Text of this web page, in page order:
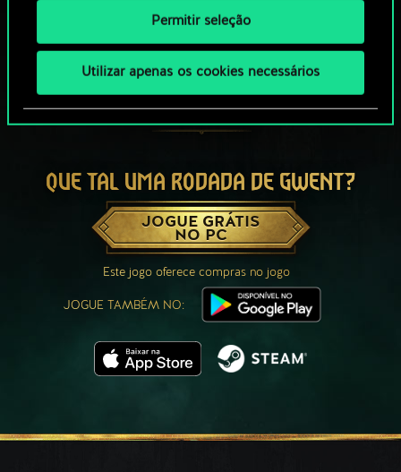
Permitir seleção
Utilizar apenas os cookies necessários
QUE TAL UMA RODADA DE GWENT?
JOGUE GRÁTIS
NO PC
Este jogo oferece compras no jogo
JOGUE TAMBÉM NO: